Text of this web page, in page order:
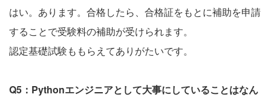
はい。あります。合格したら、合格証をもとに補助を申請
することで受験料の補助が受けられます。
認定基礎試験ももらえてありがたいです。
Q5：Pythonエンジニアとして大事にしていることはなん